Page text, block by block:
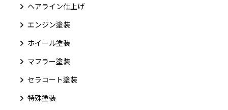
ヘアライン仕上げ
エンジン塗装
ホイール塗装
マフラー塗装
セラコート塗装
特殊塗装